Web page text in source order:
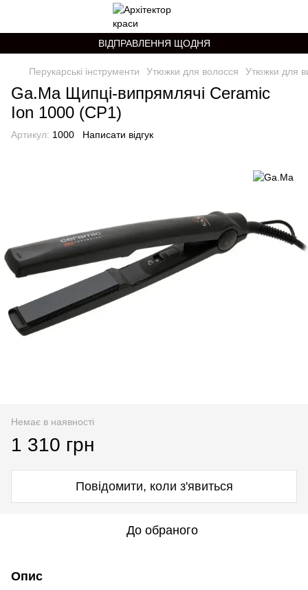
ВІДПРАВЛЕННЯ ЩОДНЯ
Перукарські інструменти Утюжки для волосся Утюжки для
Ga.Ma Щипці-випрямлячі Ceramic
Ion 1000 (CP1)
Артикул: 1000 Написати відгук
Немає в наявності
1 310 грн
Повідомити, коли з'явиться
До обраного
Опис